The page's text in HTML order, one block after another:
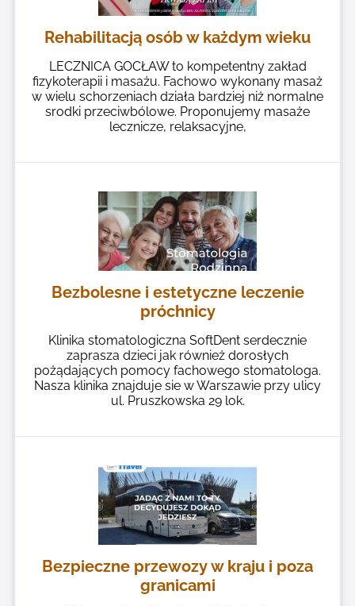
Rehabilitacją osób w każdym wieku
LECZNICA GOCŁAW to kompetentny zakład
fizykoterapii i masażu. Fachowo wykonany masaż
w wielu schorzeniach działa bardziej niż normalne
srodki przeciwbólowe. Proponujemy masaże
lecznicze, relaksacyjne,
Bezbolesne i estetyczne leczenie
próchnicy
Klinika stomatologiczna SoftDent serdecznie
zaprasza dzieci jak również dorosłych
pożądających pomocy fachowego stomatologa.
Nasza klinika znajduje sie w Warszawie przy ulicy
ul. Pruszkowska 29 lok.
Bezpieczne przewozy w kraju i poza
granicami